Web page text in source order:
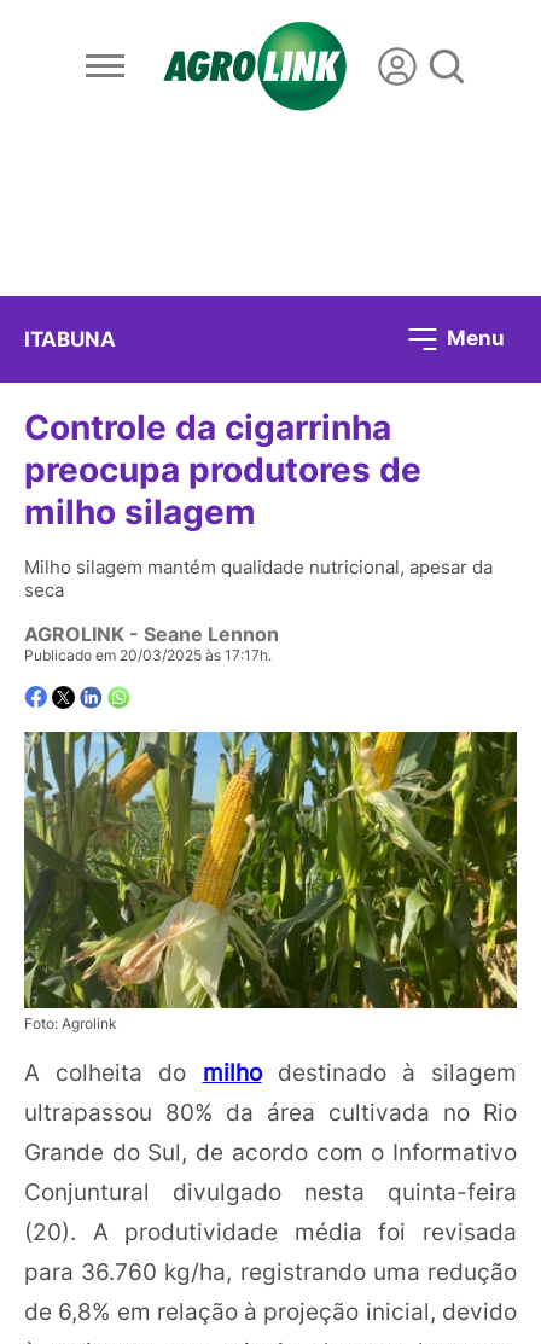
ITABUNA Menu
Controle da cigarrinha
preocupa produtores de
milho silagem
Milho silagem mantém qualidade nutricional, apesar da
seca
AGROLINK - Seane Lennon
Publicado em 20/03/2025 às 17:17h.
Foto: Agrolink
A colheita do milhodestinado à silagem
ultrapassou 80% da área cultivada no Rio
Grande do Sul, de acordo com o Informativo
Conjuntural divulgado nesta quinta-feira
(20). A produtividade média foi revisada
para 36.760 kg/ha, registrando uma redução
de 6,8% em relação à projeção inicial, devido